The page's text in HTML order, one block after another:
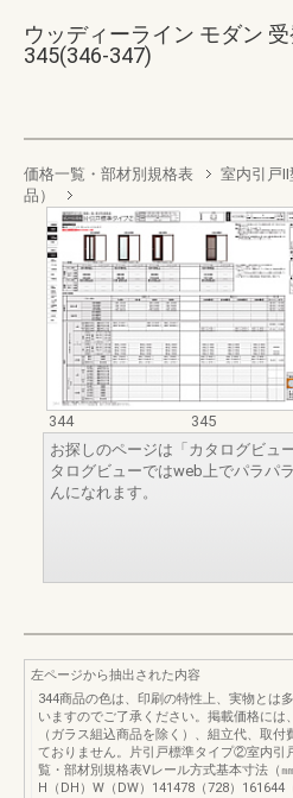
ウッディーライン モダン
345(346-347)
価格一覧・部材別規格表
室内引戸
品）
344
345
お探しのページは「カタログビュ
タログビューではweb上でパラパ
んになれます。
左ページから抽出された内容
344商品の色は、印刷の特性上、実物とは
いますのでご了承ください。掲載価格には
（ガラス組込商品を除く）、組立代、取
ておりません。片引戸標準タイプ②室内引
覧・部材別規格表Vレール方式基本寸法（
H（DH）W（DW）141478（728）161644